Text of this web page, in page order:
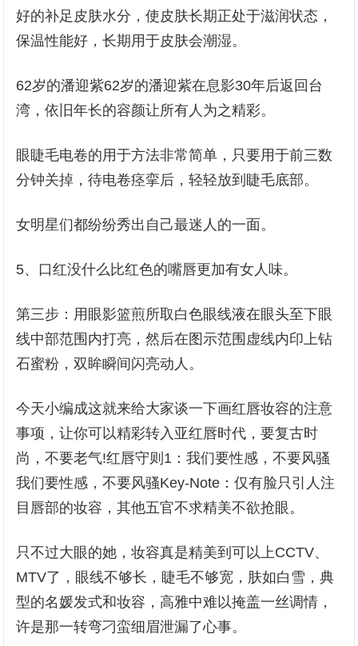
好的补足皮肤水分，使皮肤长期正处于滋润状态，
保温性能好，长期用于皮肤会潮湿。
62岁的潘迎紫62岁的潘迎紫在息影30年后返回台
湾，依旧年长的容颜让所有人为之精彩。
眼睫毛电卷的用于方法非常简单，只要用于前三数
分钟关掉，待电卷痉挛后，轻轻放到睫毛底部。
女明星们都纷纷秀出自己最迷人的一面。
5、口红没什么比红色的嘴唇更加有女人味。
第三步：用眼影篮煎所取白色眼线液在眼头至下眼
线中部范围内打亮，然后在图示范围虚线内印上钻
石蜜粉，双眸瞬间闪亮动人。
今天小编成这就来给大家谈一下画红唇妆容的注意
事项，让你可以精彩转入亚红唇时代，要复古时
尚，不要老气!红唇守则1：我们要性感，不要风骚
我们要性感，不要风骚Key-Note：仅有脸只引人注
目唇部的妆容，其他五官不求精美不欲抢眼。
只不过大眼的她，妆容真是精美到可以上CCTV、
MTV了，眼线不够长，睫毛不够宽，肤如白雪，典
型的名媛发式和妆容，高雅中难以掩盖一丝调情，
许是那一转弯刁蛮细眉泄漏了心事。